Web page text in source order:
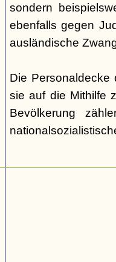
sondern
ebenfalls gegen
ausländische
Die Personaldecke
sie auf die Mithilfe
Bevölkerung